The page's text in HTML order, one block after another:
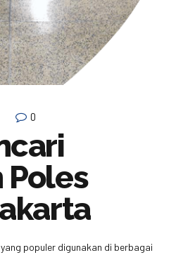
0
Poles
populer digunakan di berbagai